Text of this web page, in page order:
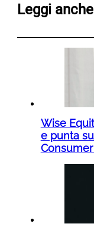
Leggi anche
Wise
e punta